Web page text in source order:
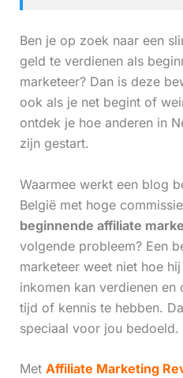
Ben je op zoek naar een
geld te verdienen als
marketeer? Dan is deze
ook als je net begint of
ontdek je hoe anderen in
zijn gestart.
Waarmee werkt een blog
België met hoge
beginnende affiliate
volgende probleem? Een
marketeer weet niet hoe
inkomen kan verdienen
tijd of kennis te hebben.
speciaal voor jou bedoeld.
Met Affiliate Marketing